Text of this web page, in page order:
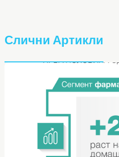
Слични Артикли